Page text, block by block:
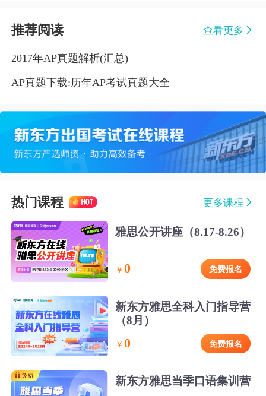
推荐阅读 查看更多
2017年AP真题解析(汇总)
AP真题下载:历年AP考试真题大全
热门课程 更多课程
雅思公开讲座（8.17-8.26）
￥ 0 免费报名
新东方雅思全科入门指导营
（8月）
￥ 0 免费报名
新东方雅思当季口语集训营